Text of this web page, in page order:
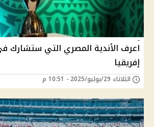
اعرف الأندية المصري التي ستشارك
إفريقيا
الثلاثاء 29/يوليو/2025 - 10:51 م